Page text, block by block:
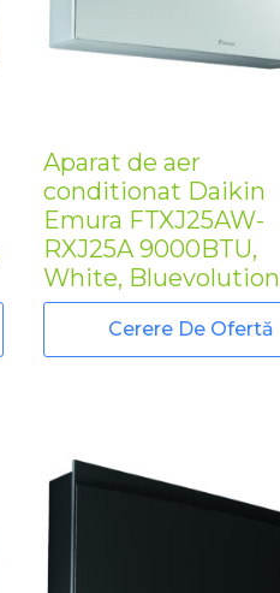
Aparat de aer
conditionat Daikin
Emura FTXJ25AW-
RXJ25A 9000BTU,
White, Bluevolution
Cerere De Ofertă